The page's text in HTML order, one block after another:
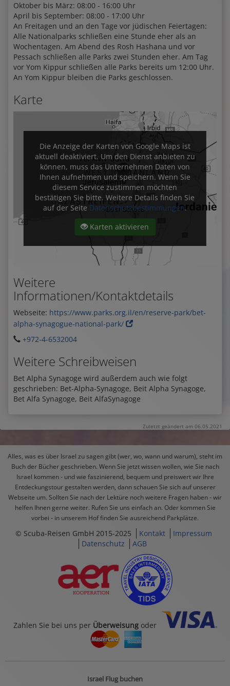
Oktober bis März: 08:00 - 16:00 Uhr
April bis September: 08:00 - 17:00 Uhr
An Freitagen und an den Tage vor jüdischen Feiertagen:
Alle Nationalparks schließen eine Stunde eher als an
Wochentagen. Am Abend des Rosh Hashana und vor
Pessach schließen alle Parks zwei Stunden eher. Am Tag
vor Yom Kippur schließen alle Parks bereits um 12:00 Uhr.
An Yom Kippur bleiben die Parks geschlossen.
Karte
Die Anzeige der Karten von Google Maps ist
aktuell deaktiviert. Um den Dienst anbieten zu
können, muss das Unternehmen Daten von
Ihnen aufnehmen und speichern. Wenn Sie
diesem Service zustimmen möchten
bestätigen Sie bitte. Weitere Details finden Sie
auf der Seite Datenschutzbestimmungen.
Karten aktivieren
Weitere
Informationen/Kontaktdetails
Webseite: https://www.parks.org.il/en/reserve-park/bet-
alpha-synagogue-national-park/
+972-4-6532004
Weitere Schreibweisen
Bet Alpha Synagoge wird außerdem auch wie folgt
geschrieben: Bet-Alpha-Synagoge, Beit Alpha Synagoge,
Bet Alfa Synagoge, Beit AlfaSynagoge
Zuletzt geändert am 06.05.2021
Alles, was es über Israel zu sagen gibt (wer, wo, wann und warum), steht im
Buch der Bücher geschrieben. Wenn Sie jetzt wissen wollen, wie Sie nach
Israel kommen - und wie faszinierend, bequem und preiswert wir Ihre
Entdeckungstour gestalten werden, dann schauen Sie sich auf unserer
Webseite um. Sollten Sie nach der Lektüre noch weitere Fragen haben - wir
helfen Ihnen gerne weiter. Rufen Sie uns einfach an. Oder kommen Sie
vorbei - in unserem Hof finden Sie ausreichend Parkplätze.
© Scuba-Reisen GmbH 2015-2025 Kontakt
Impressum
Datenschutz
AGB
Zahlen Sie bei uns per Überweisungoder
Israel Flug buchen